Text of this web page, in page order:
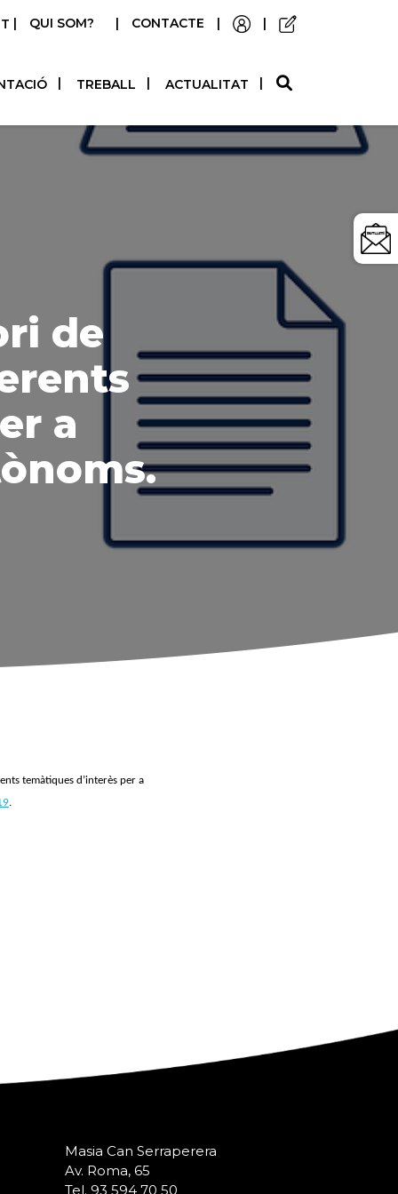
| QUI SOM? | CONTACTE | |
TREBALL ACTUALITAT
de
a
temàtiques d’interès per a
.
Masia Can Serraperera
Av. Roma, 65
Tel. 93 594 70 50